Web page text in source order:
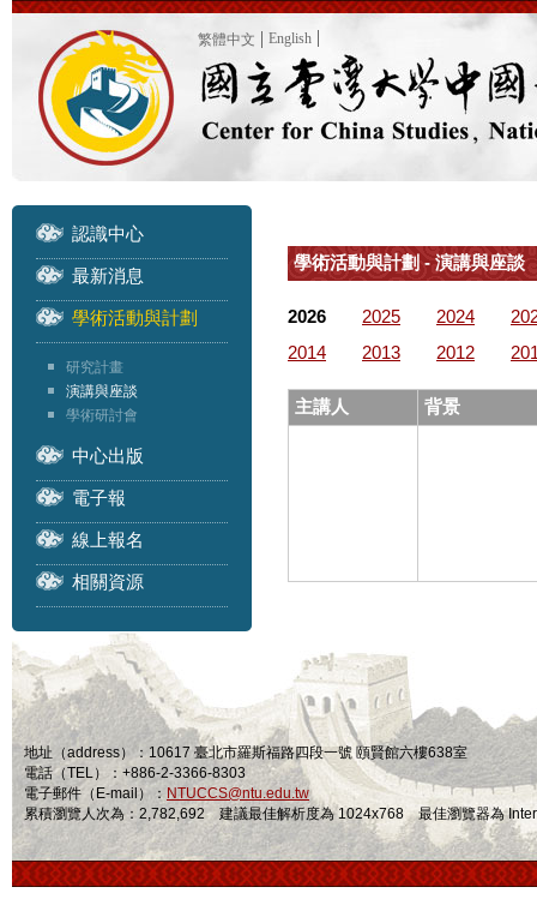
繁體中文 English
認識中心
最新消息
學術活動與計劃
研究計畫
演講與座談
學術研討會
中心出版
電子報
線上報名
相關資源
學術活動與計劃 - 演講與座談
2026 2025 2024
2014
2013 2012
主講人 背景
地址（address）：10617 臺北市羅斯福路四段一號 頤賢館六樓638室
電話（TEL）：+886-2-3366-8303
電子郵件（E-mail）： NTUCCS@ntu.edu.tw
累積瀏覽人次為：2,782,692 建議最佳解析度為 1024x768 最佳瀏覽器為